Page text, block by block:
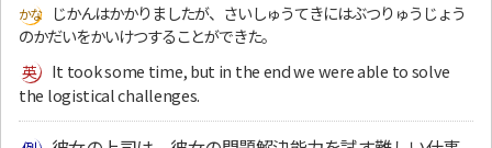
じかんはかかりましたが、さいしゅうてきにはぶつりゅうじょう
のかだいをかいけつすることができた。
It took some time, but in the end we were able to solve
the logistical challenges.